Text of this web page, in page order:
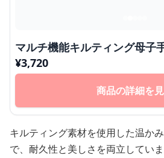
マルチ機能キルティング母子
¥3,720
商品の詳細を
キルティング素材を使用した温か
で、耐久性と美しさを両立していま